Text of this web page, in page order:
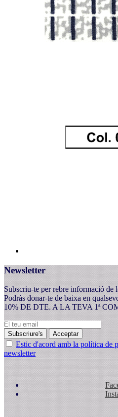
Newsletter
Subscriu-te per rebre informació de
Podràs donar-te de baixa en
10% DE DTE. A LA TEVA 1ª
Subscriure's Acceptar
Estic d'acord amb la política de
newsletter